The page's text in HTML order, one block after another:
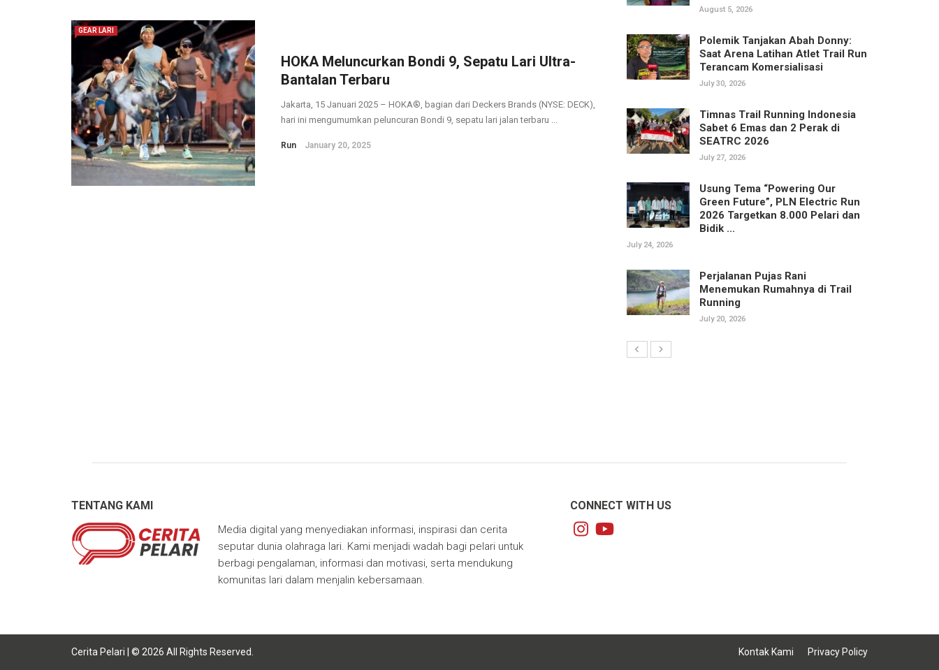
GEAR LARI
HOKA Meluncurkan Bondi 9, Sepatu Lari Ultra-
Bantalan Terbaru
Jakarta, 15 Januari 2025 – HOKA®, bagian dari Deckers Brands (NYSE: DECK),
hari ini mengumumkan peluncuran Bondi 9, sepatu lari jalan terbaru ...
Run January 20, 2025
August 5, 2026
Polemik Tanjakan Abah Donny:
Saat Arena Latihan Atlet Trail Run
Terancam Komersialisasi
July 30, 2026
Timnas Trail Running Indonesia
Sabet 6 Emas dan 2 Perak di
SEATRC 2026
July 27, 2026
Usung Tema “Powering Our
Green Future”, PLN Electric Run
2026 Targetkan 8.000 Pelari dan
Bidik ...
July 24, 2026
Perjalanan Pujas Rani
Menemukan Rumahnya di Trail
Running
July 20, 2026
TENTANG KAMI
Media digital yang menyediakan informasi, inspirasi dan cerita
seputar dunia olahraga lari. Kami menjadi wadah bagi pelari untuk
berbagi pengalaman, informasi dan motivasi, serta mendukung
komunitas lari dalam menjalin kebersamaan.
CONNECT WITH US
Cerita Pelari | © 2026 All Rights Reserved. Kontak Kami Privacy Policy